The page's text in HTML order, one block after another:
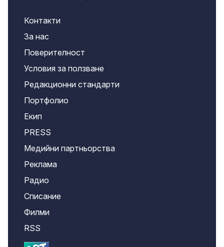
Контакти
За нас
Поверителност
Условия за ползване
Редакционни стандарти
Портфолио
Екип
PRESS
Медийни партньорства
Реклама
Радио
Списание
Филми
RSS